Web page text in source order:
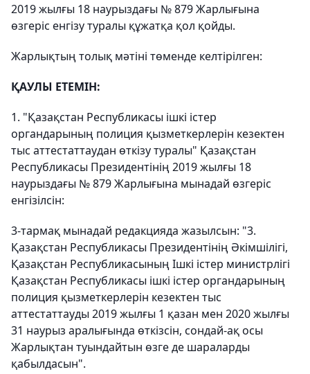
2019 жылғы 18 наурыздағы № 879 Жарлығына
өзгеріс енгізу туралы құжатқа қол қойды.
Жарлықтың толық мәтіні төменде келтірілген:
ҚАУЛЫ ЕТЕМІН:
1. "Қазақстан Республикасы ішкі істер
органдарының полиция қызметкерлерін кезектен
тыс аттестаттаудан өткізу туралы" Қазақстан
Республикасы Президентінің 2019 жылғы 18
наурыздағы № 879 Жарлығына мынадай өзгеріс
енгізілсін:
3-тармақ мынадай редакцияда жазылсын: "3.
Қазақстан Республикасы Президентінің Әкімшілігі,
Қазақстан Республикасының Ішкі істер министрлігі
Қазақстан Республикасы ішкі істер органдарының
полиция қызметкерлерін кезектен тыс
аттестаттауды 2019 жылғы 1 қазан мен 2020 жылғы
31 наурыз аралығында өткізсін, сондай-ақ осы
Жарлықтан туындайтын өзге де шараларды
қабылдасын".